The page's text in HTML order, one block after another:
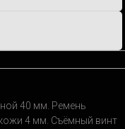
40 мм. Ремень
4 мм. Съёмный винт